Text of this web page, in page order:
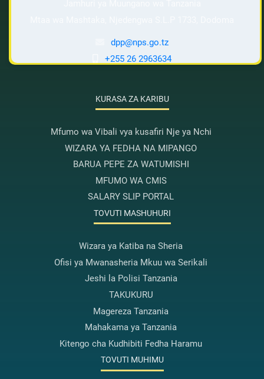
dpp@nps.go.tz
+255 26 2963634
KURASA ZA KARIBU
Mfumo wa Vibali vya kusafiri Nje ya Nchi
WIZARA YA FEDHA NA MIPANGO
BARUA PEPE ZA WATUMISHI
MFUMO WA CMIS
SALARY SLIP PORTAL
TOVUTI MASHUHURI
Wizara ya Katiba na Sheria
Ofisi ya Mwanasheria Mkuu wa Serikali
Jeshi la Polisi Tanzania
TAKUKURU
Magereza Tanzania
Mahakama ya Tanzania
Kitengo cha Kudhibiti Fedha Haramu
TOVUTI MUHIMU